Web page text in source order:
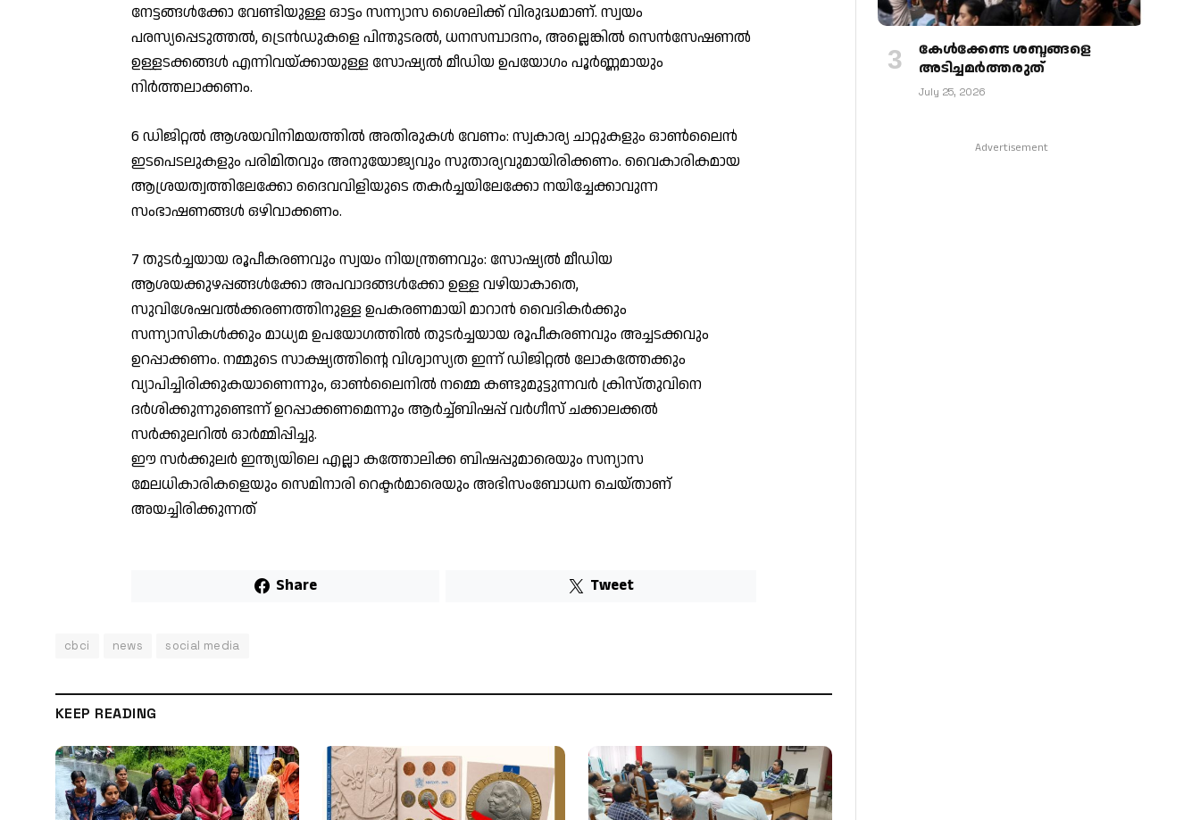
നേട്ടങ്ങള്‍ക്കോ വേണ്ടിയുള്ള ഓട്ടം സന്ന്യാസ ശൈലിക്ക് വിരുദ്ധമാണ്. സ്വയം
പരസ്യപ്പെടുത്തല്‍, ട്രെന്‍ഡുകളെ പിന്തുടരല്‍, ധനസമ്പാദനം, അല്ലെങ്കില്‍ സെന്‍സേഷണല്‍
ഉള്ളടക്കങ്ങള്‍ എന്നിവയ്ക്കായുള്ള സോഷ്യല്‍ മീഡിയ ഉപയോഗം പൂര്‍ണ്ണമായും
നിര്‍ത്തലാക്കണം.
6 ഡിജിറ്റല്‍ ആശയവിനിമയത്തില്‍ അതിരുകള്‍ വേണം: സ്വകാര്യ ചാറ്റുകളും ഓണ്‍ലൈന്‍
ഇടപെടലുകളും പരിമിതവും അനുയോജ്യവും സുതാര്യവുമായിരിക്കണം. വൈകാരികമായ
ആശ്രയത്വത്തിലേക്കോ ദൈവവിളിയുടെ തകര്‍ച്ചയിലേക്കോ നയിച്ചേക്കാവുന്ന
സംഭാഷണങ്ങള്‍ ഒഴിവാക്കണം.
7 തുടര്‍ച്ചയായ രൂപീകരണവും സ്വയം നിയന്ത്രണവും: സോഷ്യല്‍ മീഡിയ
ആശയക്കുഴപ്പങ്ങള്‍ക്കോ അപവാദങ്ങള്‍ക്കോ ഉള്ള വഴിയാകാതെ,
സുവിശേഷവല്‍ക്കരണത്തിനുള്ള ഉപകരണമായി മാറാന്‍ വൈദികര്‍ക്കും
സന്ന്യാസികള്‍ക്കും മാധ്യമ ഉപയോഗത്തില്‍ തുടര്‍ച്ചയായ രൂപീകരണവും അച്ചടക്കവും
ഉറപ്പാക്കണം. നമ്മുടെ സാക്ഷ്യത്തിന്റെ വിശ്വാസ്യത ഇന്ന് ഡിജിറ്റല്‍ ലോകത്തേക്കും
വ്യാപിച്ചിരിക്കുകയാണെന്നും, ഓണ്‍ലൈനില്‍ നമ്മെ കണ്ടുമുട്ടുന്നവര്‍ ക്രിസ്തുവിനെ
ദര്‍ശിക്കുന്നുണ്ടെന്ന് ഉറപ്പാക്കണമെന്നും ആര്‍ച്ച്ബിഷപ്പ് വര്‍ഗീസ് ചക്കാലക്കല്‍
സര്‍ക്കുലറില്‍ ഓര്‍മ്മിപ്പിച്ചു.
ഈ സർക്കുലർ ഇന്ത്യയിലെ എല്ലാ കത്തോലിക്ക ബിഷപ്പുമാരെയും സന്യാസ
മേലധികാരികളെയും സെമിനാരി റെക്ടർമാരെയും അഭിസംബോധന ചെയ്താണ്
അയച്ചിരിക്കുന്നത്
Share Tweet
cbci news social media
KEEP READING
കേള്‍ക്കേണ്ട ശബ്ദങ്ങളെ
അടിച്ചമര്‍ത്തരുത്
July 25, 2026
Advertisement